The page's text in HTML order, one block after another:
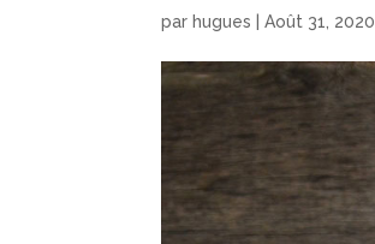
par hugues |Août 31, 2020